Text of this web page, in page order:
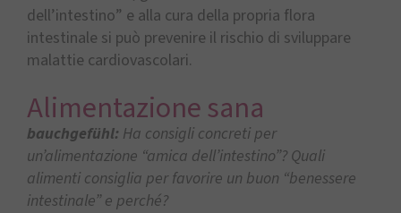
dell’intestino” e alla cura della propria flora
intestinale si può prevenire il rischio di sviluppare
malattie cardiovascolari.
Alimentazione sana
bauchgefühl: Ha consigli concreti per
un’alimentazione “amica dell’intestino”? Quali
alimenti consiglia per favorire un buon “benessere
intestinale” e perché?